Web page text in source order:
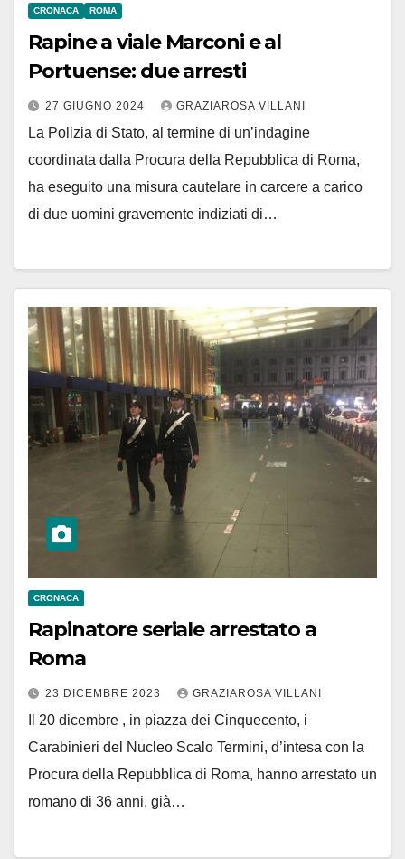
CRONACA ROMA
Rapine a viale Marconi e al
Portuense: due arresti
27 GIUGNO 2024 GRAZIAROSA VILLANI
La Polizia di Stato, al termine di un’indagine
coordinata dalla Procura della Repubblica di Roma,
ha eseguito una misura cautelare in carcere a carico
di due uomini gravemente indiziati di…
CRONACA
Rapinatore seriale arrestato a
Roma
23 DICEMBRE 2023 GRAZIAROSA VILLANI
Il 20 dicembre , in piazza dei Cinquecento, i
Carabinieri del Nucleo Scalo Termini, d’intesa con la
Procura della Repubblica di Roma, hanno arrestato un
romano di 36 anni, già…